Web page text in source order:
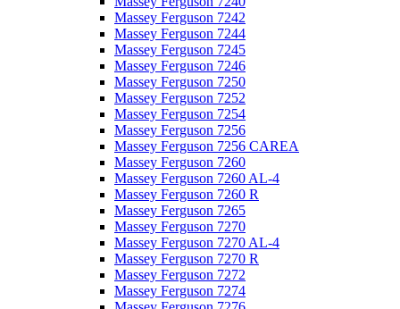
Massey Ferguson 7242
Massey Ferguson 7244
Massey Ferguson 7245
Massey Ferguson 7246
Massey Ferguson 7250
Massey Ferguson 7252
Massey Ferguson 7254
Massey Ferguson 7256
Massey Ferguson 7256 CAREA
Massey Ferguson 7260
Massey Ferguson 7260 AL-4
Massey Ferguson 7260 R
Massey Ferguson 7265
Massey Ferguson 7270
Massey Ferguson 7270 AL-4
Massey Ferguson 7270 R
Massey Ferguson 7272
Massey Ferguson 7274